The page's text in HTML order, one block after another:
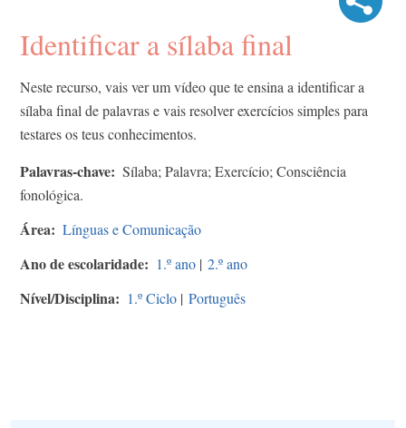
Identificar a sílaba final
Neste recurso, vais ver um vídeo que te ensina a identificar a
sílaba final de palavras e vais resolver exercícios simples para
testares os teus conhecimentos.
Palavras-chave
Sílaba; Palavra; Exercício; Consciência
fonológica.
Área Línguas e Comunicação
Ano de escolaridade 1.º ano | 2.º ano
Nível/Disciplina 1.º Ciclo | Português